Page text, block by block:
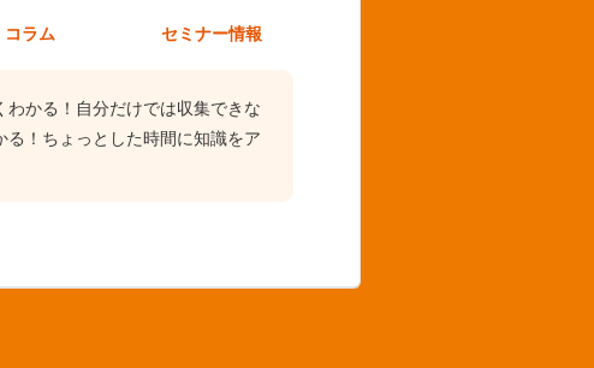
コラム セミナー情報
わかる！自分だけでは収集できな
る！ちょっとした時間に知識をア